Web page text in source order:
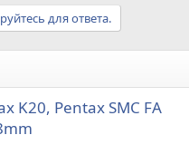
для ответа.
K20, Pentax SMC FA